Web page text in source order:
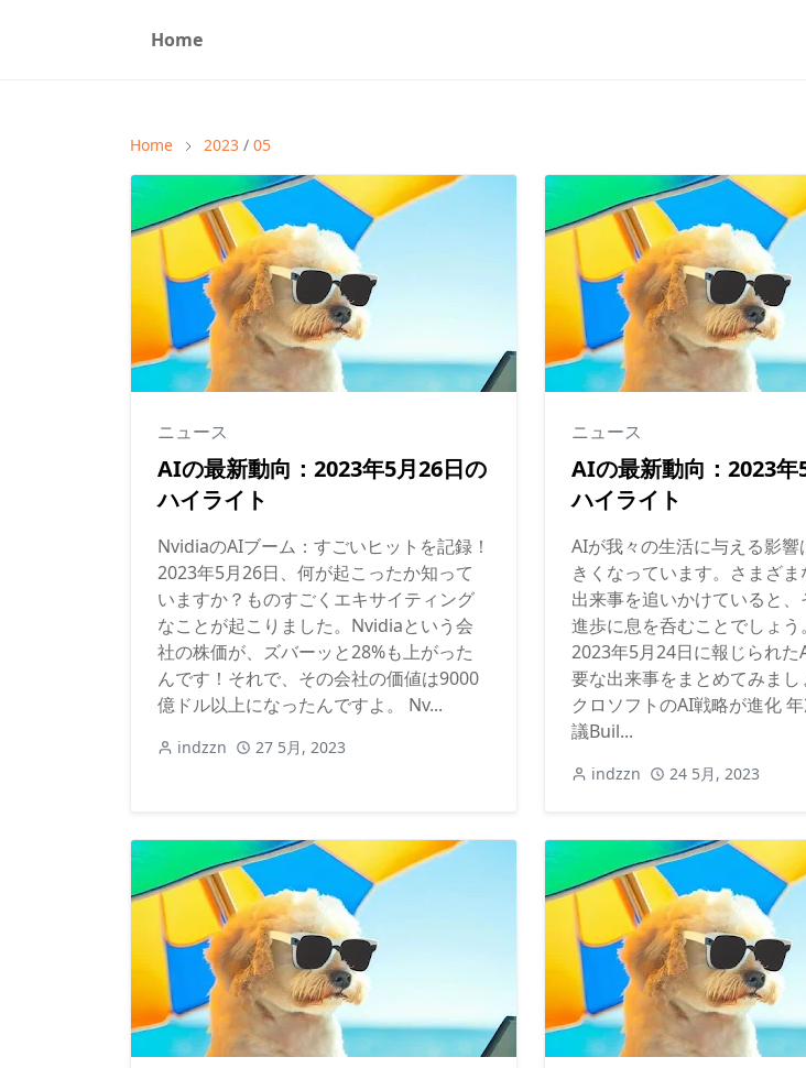
Home
Home 2023 / 05
ニュース
AIの最新動向：2023年5月26日の
ハイライト
NvidiaのAIブーム：すごいヒットを記録！
2023年5月26日、何が起こったか知って
いますか？ものすごくエキサイティング
なことが起こりました。Nvidiaという会
社の株価が、ズバーッと28%も上がった
んです！それで、その会社の価値は9000
億ドル以上になったんですよ。 Nv...
indzzn 27 5月, 2023
ニュース
AIの最新動向：2023年
ハイライト
AIが我々の生活に与える影響
きくなっています。さまざ
出来事を追いかけていると、
進歩に息を呑むことでしょう
2023年5月24日に報じられた
要な出来事をまとめてみまし
クロソフトのAI戦略が進化
議Buil...
indzzn 24 5月, 2023